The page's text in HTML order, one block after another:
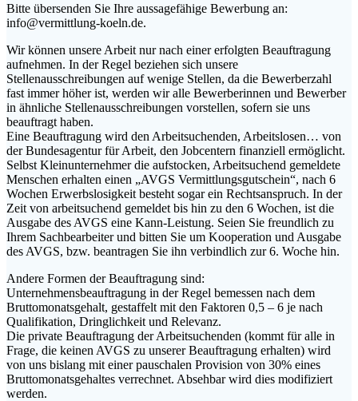
Bitte übersenden Sie Ihre aussagefähige Bewerbung an:
info@vermittlung-koeln.de.
Wir können unsere Arbeit nur nach einer erfolgten Beauftragung
aufnehmen. In der Regel beziehen sich unsere
Stellenausschreibungen auf wenige Stellen, da die Bewerberzahl
fast immer höher ist, werden wir alle Bewerberinnen und Bewerber
in ähnliche Stellenausschreibungen vorstellen, sofern sie uns
beauftragt haben.
Eine Beauftragung wird den Arbeitsuchenden, Arbeitslosen… von
der Bundesagentur für Arbeit, den Jobcentern finanziell ermöglicht.
Selbst Kleinunternehmer die aufstocken, Arbeitsuchend gemeldete
Menschen erhalten einen „AVGS Vermittlungsgutschein“, nach 6
Wochen Erwerbslosigkeit besteht sogar ein Rechtsanspruch. In der
Zeit von arbeitsuchend gemeldet bis hin zu den 6 Wochen, ist die
Ausgabe des AVGS eine Kann-Leistung. Seien Sie freundlich zu
Ihrem Sachbearbeiter und bitten Sie um Kooperation und Ausgabe
des AVGS, bzw. beantragen Sie ihn verbindlich zur 6. Woche hin.
Andere Formen der Beauftragung sind:
Unternehmensbeauftragung in der Regel bemessen nach dem
Bruttomonatsgehalt, gestaffelt mit den Faktoren 0,5 – 6 je nach
Qualifikation, Dringlichkeit und Relevanz.
Die private Beauftragung der Arbeitsuchenden (kommt für alle in
Frage, die keinen AVGS zu unserer Beauftragung erhalten) wird
von uns bislang mit einer pauschalen Provision von 30% eines
Bruttomonatsgehaltes verrechnet. Absehbar wird dies modifiziert
werden.